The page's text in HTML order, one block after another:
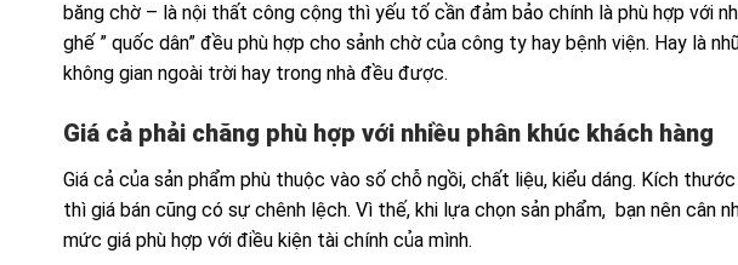
băng chờ – là nội thất công cộng thì yếu tố cần đảm bảo chính là phù hợp với
ghế ” quốc dân” đều phù hợp cho sảnh chờ của công ty hay bệnh viện. Hay là
không gian ngoài trời hay trong nhà đều được.
Giá cả phải chăng phù hợp với nhiều phân khúc khách hàng
Giá cả của sản phẩm phù thuộc vào số chỗ ngồi, chất liệu, kiểu dáng. Kích
thì giá bán cũng có sự chênh lệch. Vì thế, khi lựa chọn sản phẩm, bạn nên cân
mức giá phù hợp với điều kiện tài chính của mình.